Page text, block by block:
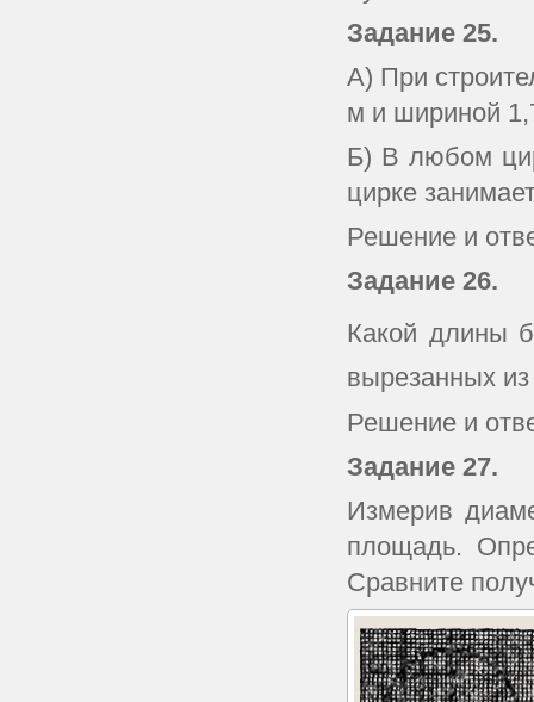
Задание 25.
А) При
м и шириной
Б) В любом
цирке
Решение и
Задание 26.
Какой длины
вырезанных
Решение и
Задание 27.
Измерив
площадь.
Сравните